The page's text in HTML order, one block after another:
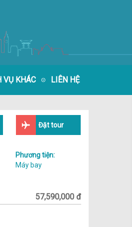
VỤ KHÁC LIÊN HỆ
Đặt tour
Phương tiện:
Máy bay
57,590,000